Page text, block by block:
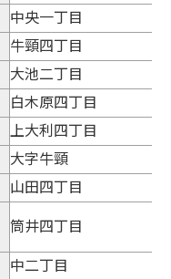
中央一丁目
牛頸四丁目
大池二丁目
白木原四丁目
上大利四丁目
大字牛頸
山田四丁目
筒井四丁目
中二丁目